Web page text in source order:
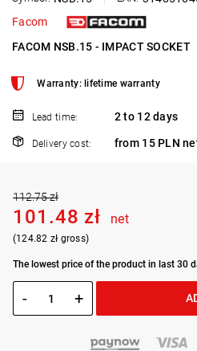
Facom
FACOM NSB.15 - IMPACT SOCKET
Warranty: lifetime warranty
Lead time: 2 to 12 days
Delivery cost: from 15 PLN
112.75 zł
101.48 zł net
(124.82 zł gross)
The lowest price of the product in last 30
- +